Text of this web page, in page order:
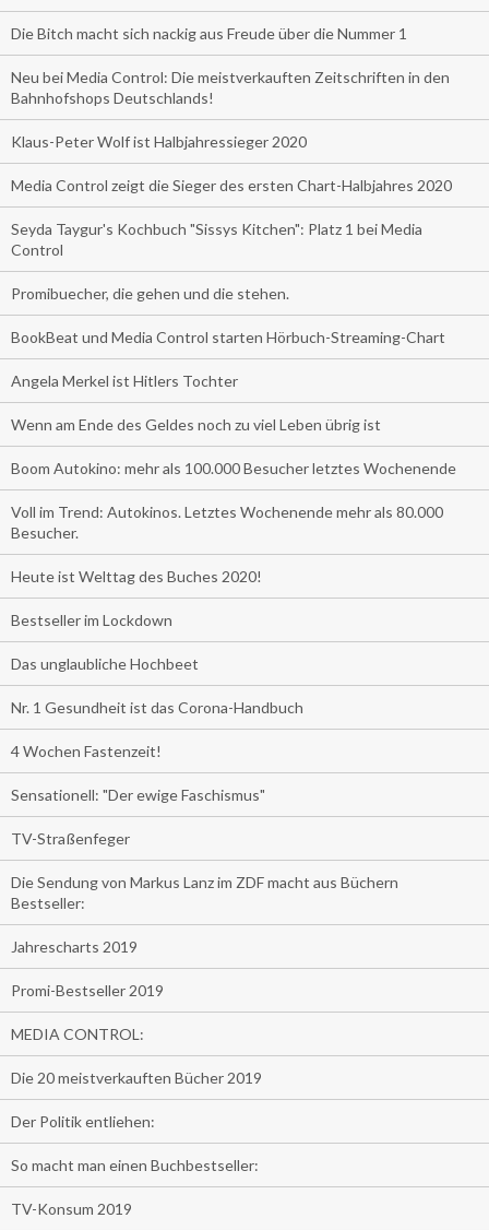
Die Bitch macht sich nackig aus Freude über die Nummer 1
Neu bei Media Control: Die meistverkauften Zeitschriften in den
Bahnhofshops Deutschlands!
Klaus-Peter Wolf ist Halbjahressieger 2020
Media Control zeigt die Sieger des ersten Chart-Halbjahres 2020
Seyda Taygur's Kochbuch "Sissys Kitchen": Platz 1 bei Media
Control
Promibuecher, die gehen und die stehen.
BookBeat und Media Control starten Hörbuch-Streaming-Chart
Angela Merkel ist Hitlers Tochter
Wenn am Ende des Geldes noch zu viel Leben übrig ist
Boom Autokino: mehr als 100.000 Besucher letztes Wochenende
Voll im Trend: Autokinos. Letztes Wochenende mehr als 80.000
Besucher.
Heute ist Welttag des Buches 2020!
Bestseller im Lockdown
Das unglaubliche Hochbeet
Nr. 1 Gesundheit ist das Corona-Handbuch
4 Wochen Fastenzeit!
Sensationell: "Der ewige Faschismus"
TV-Straßenfeger
Die Sendung von Markus Lanz im ZDF macht aus Büchern
Bestseller:
Jahrescharts 2019
Promi-Bestseller 2019
MEDIA CONTROL:
Die 20 meistverkauften Bücher 2019
Der Politik entliehen:
So macht man einen Buchbestseller:
TV-Konsum 2019